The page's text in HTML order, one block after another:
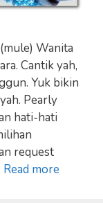
Wanita
Cantik yah,
Yuk bikin
Pearly
hati-hati
request
Read more